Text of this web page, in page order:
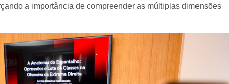
a importância de compreender as múltiplas dimensões